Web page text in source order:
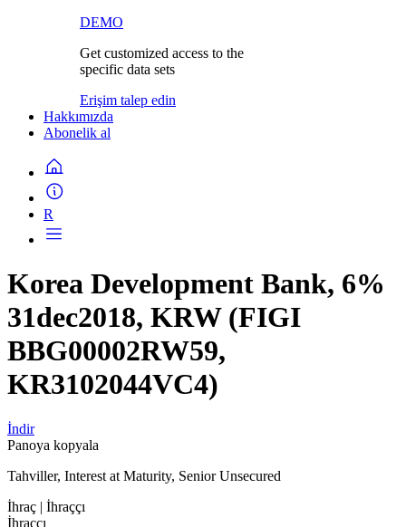
DEMO
Get customized access to the
specific data sets
Erişim talep edin
Hakkımızda
Abonelik al
R
Korea Development Bank, 6%
31dec2018, KRW (FIGI
BBG00002RW59,
KR3102044VC4)
İndir
Panoya kopyala
Tahviller, Interest at Maturity, Senior Unsecured
İhraç | İhraççı
İhraççı